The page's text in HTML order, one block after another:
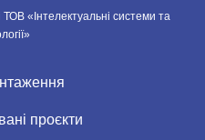
«Інтелектуальні системи та
проєкти